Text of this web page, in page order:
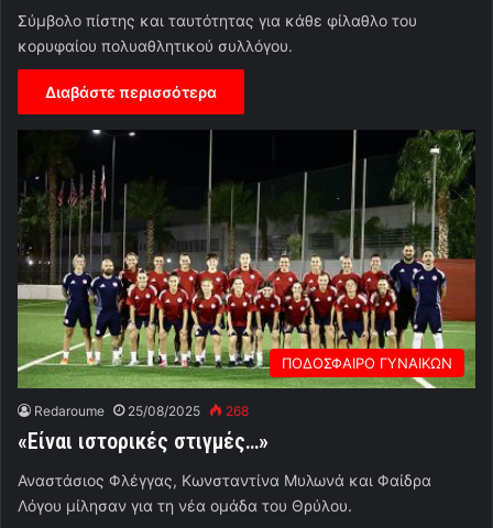
Σύμβολο πίστης και ταυτότητας για κάθε φίλαθλο του
κορυφαίου πολυαθλητικού συλλόγου.
Διαβάστε περισσότερα
ΠΟΔΟΣΦΑΙΡΟ ΓΥΝΑΙΚΩΝ
Redaroume 25/08/2025 268
«Είναι ιστορικές στιγμές…»
Αναστάσιος Φλέγγας, Κωνσταντίνα Μυλωνά και Φαίδρα
Λόγου μίλησαν για τη νέα ομάδα του Θρύλου.